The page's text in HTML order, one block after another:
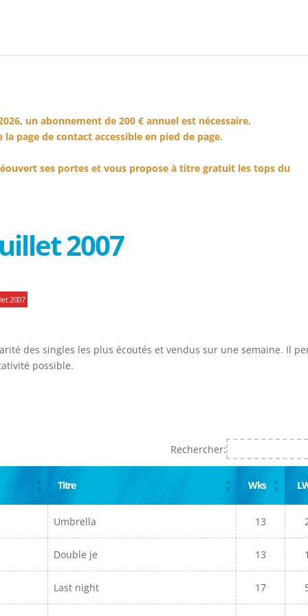
un abonnement de 200 € annuel est nécessaire.
page de contact accessible en pied de page.
ses portes et vous propose à titre gratuit les tops du
2007
2007
des singles les plus écoutés et vendus sur une semaine. Il
possible.
Rechercher:
Titre Wks
Umbrella 13
Double je 13 1
Last night 17